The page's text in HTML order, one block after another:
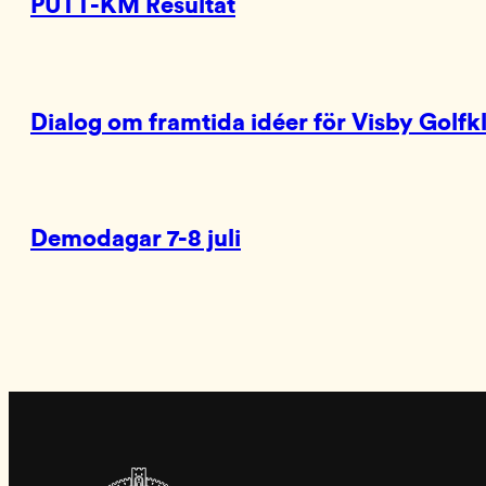
PUTT-KM Resultat
Dialog om framtida idéer för Visby
Demodagar 7-8 juli